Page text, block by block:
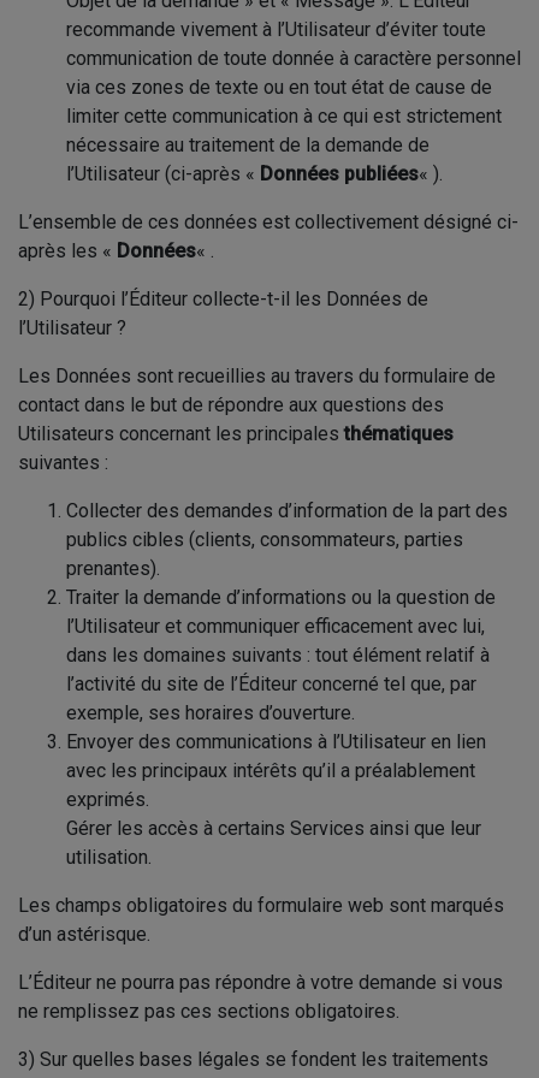
recommande vivement à l’Utilisateur d’éviter toute
communication de toute donnée à caractère personnel
via ces zones de texte ou en tout état de cause de
limiter cette communication à ce qui est strictement
nécessaire au traitement de la demande de
l’Utilisateur (ci-après « Données publiées« ).
L’ensemble de ces données est collectivement désigné ci-
après les « Données« .
2) Pourquoi l’Éditeur collecte-t-il les Données de
l’Utilisateur ?
Les Données sont recueillies au travers du formulaire de
contact dans le but de répondre aux questions des
Utilisateurs concernant les principalesthématiques
suivantes :
Collecter des demandes d’information de la part des
publics cibles (clients, consommateurs, parties
prenantes).
Traiter la demande d’informations ou la question de
l’Utilisateur et communiquer efficacement avec lui,
dans les domaines suivants : tout élément relatif à
l’activité du site de l’Éditeur concerné tel que, par
exemple, ses horaires d’ouverture.
Envoyer des communications à l’Utilisateur en lien
avec les principaux intérêts qu’il a préalablement
exprimés.
Gérer les accès à certains Services ainsi que leur
utilisation.
Les champs obligatoires du formulaire web sont marqués
d’un astérisque.
L’Éditeur ne pourra pas répondre à votre demande si vous
ne remplissez pas ces sections obligatoires.
3) Sur quelles bases légales se fondent les traitements